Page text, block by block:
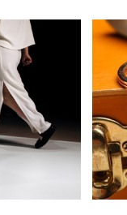
ニー（GANNI）。
ンドの義務と捉
サイトに掲げられ
続可能なブランドで
でもない当たり前
コペンハーゲン、ス
フィスを構えてい
、手に取りやすい